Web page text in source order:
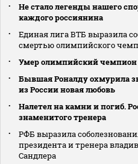
Не стало легенды нашего
каждого россиянина
Единая лига ВТБ выразила
смертью олимпийского
Умер олимпийский чемпион
Бывшая Роналду охмурила
из России новая любовь
Налетел на камни и погиб.
знаменитого тренера
РФБ выразила
президента и тренера
Сандлера